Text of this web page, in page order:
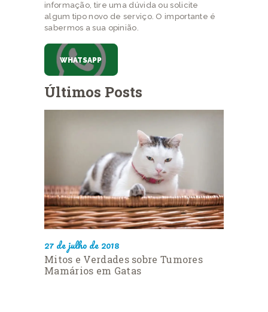
informação, tire uma dúvida ou solicite
algum tipo novo de serviço. O importante é
sabermos a sua opinião.
WHATSAPP
Últimos Posts
27 de julho de 2018
Mitos e Verdades sobre Tumores
Mamários em Gatas